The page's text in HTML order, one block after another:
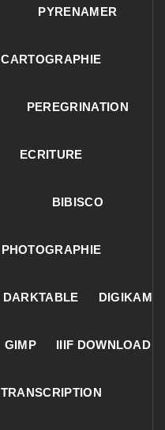
PYRENAMER
CARTOGRAPHIE
PEREGRINATION
ECRITURE
BIBISCO
PHOTOGRAPHIE
DARKTABLE DIGIKAM
GIMP IIIF DOWNLOAD
TRANSCRIPTION